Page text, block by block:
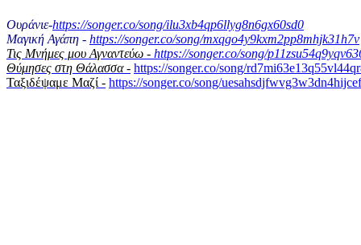
Ουράνιε-https://songer.co/song/ilu3xb4qp6llyg8n6gx60sd0
Μαγική Αγάπη - https://songer.co/song/mxqgo4y9kxm2pp8mhjk31h7v
Τις Μνήμες μου Αγναντεύω - https://songer.co/song/
Θύμησες στη Θάλασσα - https://songer.co/song/
Ταξιδέψαμε Μαζί - https://songer.co/song/uesahsdjfwvg3w3dn4hijcef